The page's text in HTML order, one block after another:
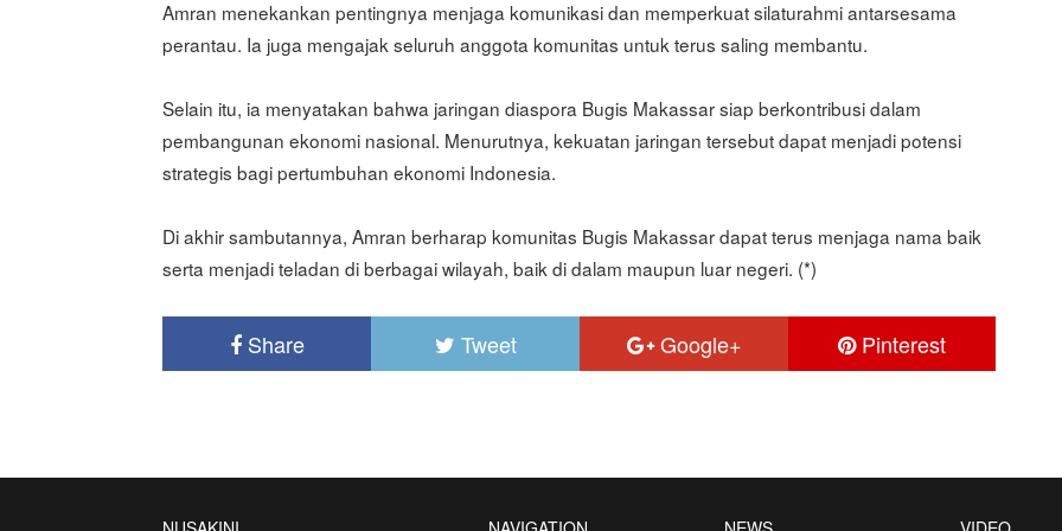
Amran menekankan pentingnya menjaga komunikasi dan memperkuat silaturahmi antarsesama
perantau. Ia juga mengajak seluruh anggota komunitas untuk terus saling membantu.
Selain itu, ia menyatakan bahwa jaringan diaspora Bugis Makassar siap berkontribusi dalam
pembangunan ekonomi nasional. Menurutnya, kekuatan jaringan tersebut dapat menjadi potensi
strategis bagi pertumbuhan ekonomi Indonesia.
Di akhir sambutannya, Amran berharap komunitas Bugis Makassar dapat terus menjaga nama baik
serta menjadi teladan di berbagai wilayah, baik di dalam maupun luar negeri. (*)
Share Tweet Google+ Pinterest